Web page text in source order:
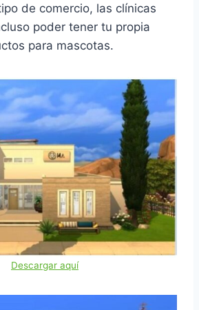
de comercio, las clínicas
poder tener tu propia
para mascotas.
Descargar aquí